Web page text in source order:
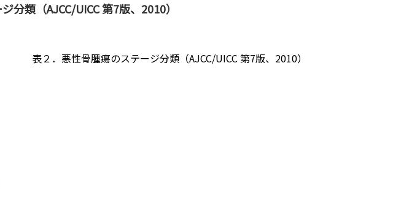
類（AJCC/UICC 第7版、2010）
表２．悪性骨腫瘍のステージ分類（AJCC/UICC 第7版、2010）